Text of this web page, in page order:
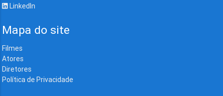
LinkedIn
Mapa do site
Filmes
Atores
Diretores
Política de Privacidade